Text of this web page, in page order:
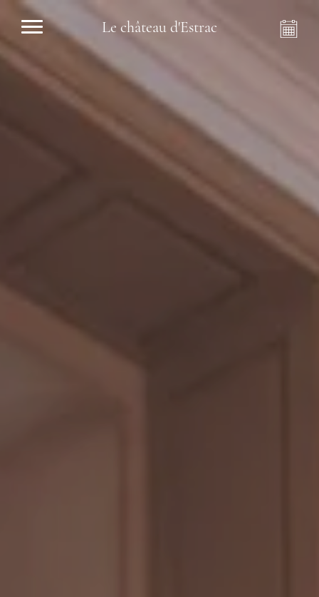
Le château d'Estrac